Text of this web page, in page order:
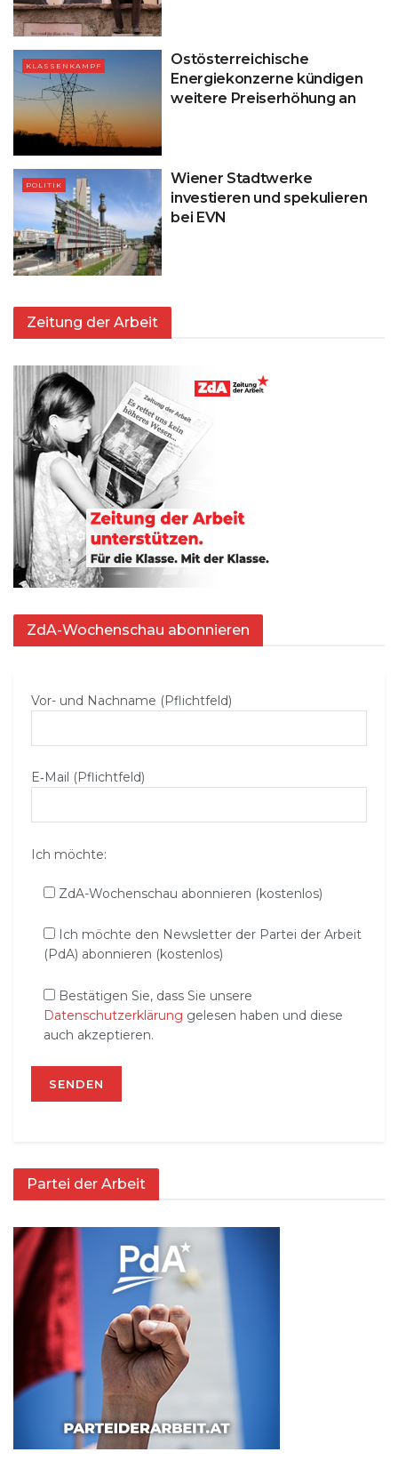
KLASSENKAMPF
Ostösterreichische
Energiekonzerne kündigen
weitere Preiserhöhung an
POLITIK
Wiener Stadtwerke
investieren und spekulieren
bei EVN
Zeitung der Arbeit
ZdA-Wochenschau abonnieren
Vor- und Nachname (Pflichtfeld)
E‑Mail (Pflichtfeld)
Ich möchte:
ZdA-Wochenschau abonnieren (kostenlos)
Ich möchte den Newsletter der Partei der Arbeit
(PdA) abonnieren (kostenlos)
Bestätigen Sie, dass Sie unsere
Datenschutzerklärung gelesen haben und diese
auch akzeptieren.
Partei der Arbeit